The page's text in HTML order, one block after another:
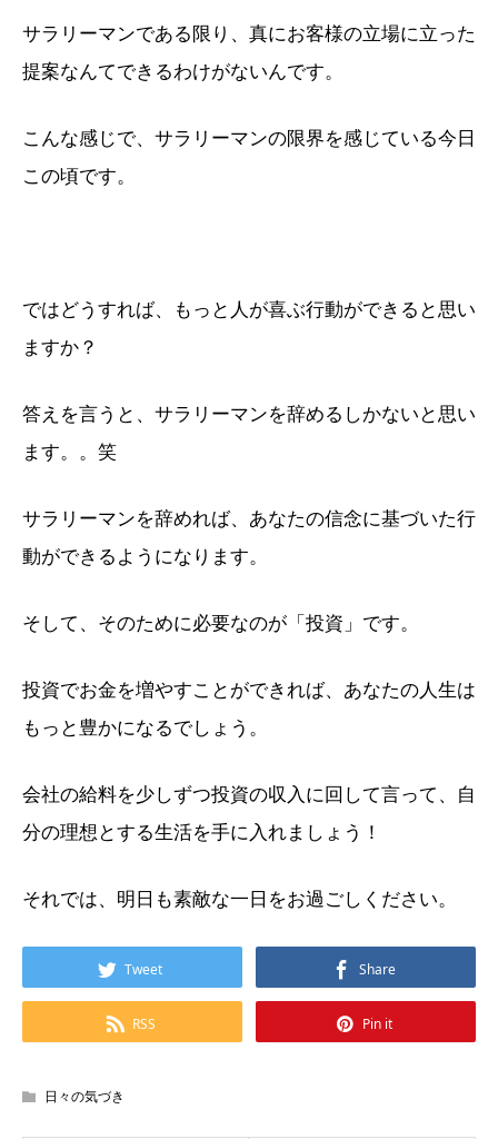
サラリーマンである限り、真にお客様の立場に立った
提案なんてできるわけがないんです。
こんな感じで、サラリーマンの限界を感じている今日
この頃です。
ではどうすれば、もっと人が喜ぶ行動ができると思い
ますか？
答えを言うと、サラリーマンを辞めるしかないと思い
ます。。笑
サラリーマンを辞めれば、あなたの信念に基づいた行
動ができるようになります。
そして、そのために必要なのが「投資」です。
投資でお金を増やすことができれば、あなたの人生は
もっと豊かになるでしょう。
会社の給料を少しずつ投資の収入に回して言って、自
分の理想とする生活を手に入れましょう！
それでは、明日も素敵な一日をお過ごしください。
Tweet Share
RSS Pin it
日々の気づき